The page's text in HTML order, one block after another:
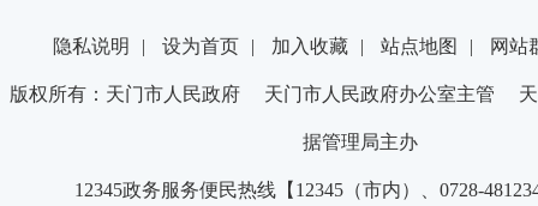
隐私说明 | 设为首页 | 加入收藏 | 站点地图 | 网站
版权所有：天门市人民政府 天门市人民政府办公室主管 天
据管理局主办
12345政务服务便民热线【12345（市内）、0728-